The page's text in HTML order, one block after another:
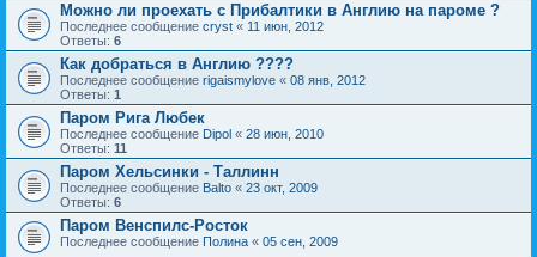
Можно ли проехать с Прибалтики в Англию на пароме ?
Последнее сообщение cryst « 11 июн, 2012
Ответы: 6
Как добраться в Англию ????
Последнее сообщение rigaismylove « 08 янв, 2012
Ответы: 1
Паром Рига Любек
Последнее сообщение Dipol « 28 июн, 2010
Ответы: 11
Паром Хельсинки - Таллинн
Последнее сообщение Balto « 23 окт, 2009
Ответы: 6
Паром Венспилс-Росток
Последнее сообщение Полина « 05 сен, 2009